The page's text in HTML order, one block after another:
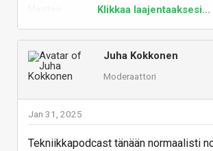
Klikkaa laajentaaksesi...
Juha Kokkonen
Moderaattori
Jan 31, 2025
Tekniikkapodcast tänään normaalisti